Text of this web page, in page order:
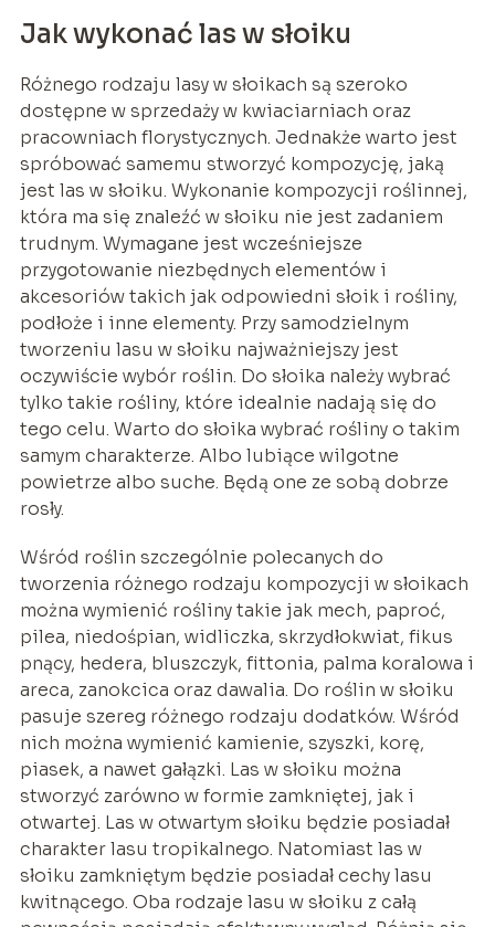
Jak wykonać las w słoiku
Różnego rodzaju lasy w słoikach są szeroko
dostępne w sprzedaży w kwiaciarniach oraz
pracowniach florystycznych. Jednakże warto jest
spróbować samemu stworzyć kompozycję, jaką
jest las w słoiku. Wykonanie kompozycji roślinnej,
która ma się znaleźć w słoiku nie jest zadaniem
trudnym. Wymagane jest wcześniejsze
przygotowanie niezbędnych elementów i
akcesoriów takich jak odpowiedni słoik i rośliny,
podłoże i inne elementy. Przy samodzielnym
tworzeniu lasu w słoiku najważniejszy jest
oczywiście wybór roślin. Do słoika należy wybrać
tylko takie rośliny, które idealnie nadają się do
tego celu. Warto do słoika wybrać rośliny o takim
samym charakterze. Albo lubiące wilgotne
powietrze albo suche. Będą one ze sobą dobrze
rosły.
Wśród roślin szczególnie polecanych do
tworzenia różnego rodzaju kompozycji w słoikach
można wymienić rośliny takie jak mech, paproć,
pilea, niedośpian, widliczka, skrzydłokwiat, fikus
pnący, hedera, bluszczyk, fittonia, palma koralowa i
areca, zanokcica oraz dawalia. Do roślin w słoiku
pasuje szereg różnego rodzaju dodatków. Wśród
nich można wymienić kamienie, szyszki, korę,
piasek, a nawet gałązki. Las w słoiku można
stworzyć zarówno w formie zamkniętej, jak i
otwartej. Las w otwartym słoiku będzie posiadał
charakter lasu tropikalnego. Natomiast las w
słoiku zamkniętym będzie posiadał cechy lasu
kwitnącego. Oba rodzaje lasu w słoiku z całą